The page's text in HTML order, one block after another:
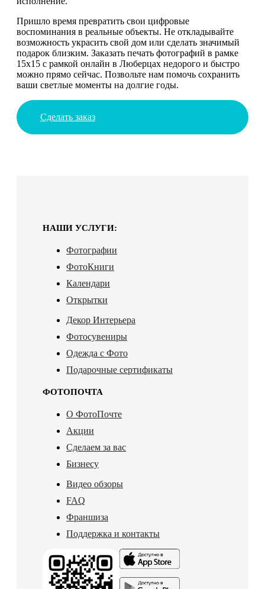
Пришло время превратить свои цифровые
воспоминания в реальные объекты. Не откладывайте
возможность украсить свой дом или сделать значимый
подарок близким. Заказать печать фотографий в рамке
15х15 с рамкой онлайн в Люберцах недорого и быстро
можно прямо сейчас. Позвольте нам помочь сохранить
ваши светлые моменты на долгие годы.
Сделать заказ
НАШИ УСЛУГИ:
Фотографии
ФотоКниги
Календари
Открытки
Декор Интерьера
Фотосувениры
Одежда с Фото
Подарочные сертификаты
ФОТОПОЧТА
О ФотоПочте
Акции
Сделаем за вас
Бизнесу
Видео обзоры
FAQ
Франшиза
Поддержка и контакты